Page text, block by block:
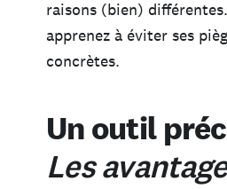
raisons (bien)
apprenez à éviter ses
concrètes.
Un outil
Les